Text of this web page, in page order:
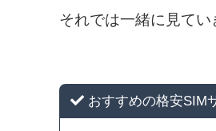
それでは一緒に見てい
おすすめの格安SIM